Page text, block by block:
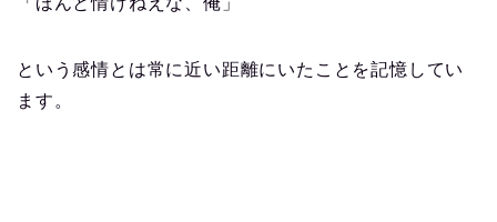
という感情とは常に近い距離にいたことを記憶してい
ます。